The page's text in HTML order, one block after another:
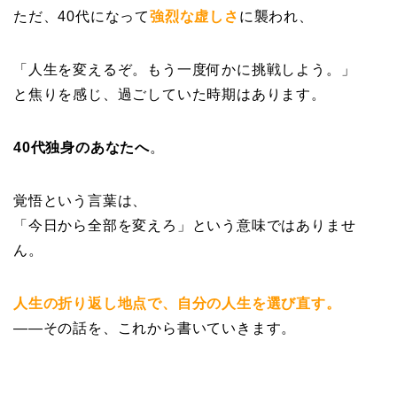
ただ、40代になって強烈な虚しさ に襲われ、
「人生を変えるぞ。もう一度何かに挑戦しよう。」
と焦りを感じ、過ごしていた時期はあります。
40代独身のあなたへ。
覚悟という言葉は、
「今日から全部を変えろ」という意味ではありませ
ん。
人生の折り返し地点で、
自分の人生を選び直す。
——その話を、これから書いていきます。